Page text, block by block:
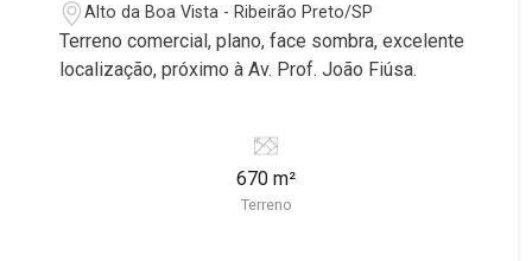
Alto da Boa Vista - Ribeirão Preto/SP
Terreno comercial, plano, face sombra, excelente
localização, próximo à Av. Prof. João Fiúsa.
670 m²
Terreno